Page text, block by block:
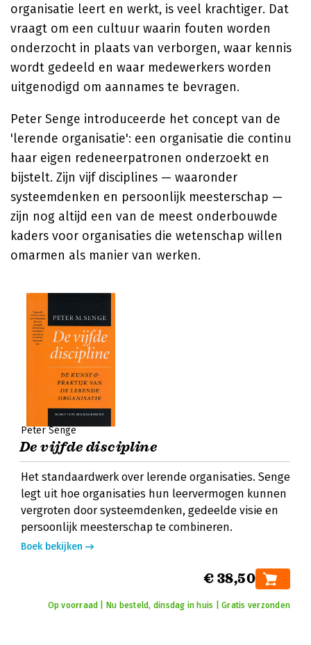
organisatie leert en werkt, is veel krachtiger. Dat
vraagt om een cultuur waarin fouten worden
onderzocht in plaats van verborgen, waar kennis
wordt gedeeld en waar medewerkers worden
uitgenodigd om aannames te bevragen.
Peter Senge introduceerde het concept van de
'lerende organisatie': een organisatie die continu
haar eigen redeneerpatronen onderzoekt en
bijstelt. Zijn vijf disciplines — waaronder
systeemdenken en persoonlijk meesterschap —
zijn nog altijd een van de meest onderbouwde
kaders voor organisaties die wetenschap willen
omarmen als manier van werken.
Peter Senge
De vijfde discipline
Het standaardwerk over lerende organisaties. Senge
legt uit hoe organisaties hun leervermogen kunnen
vergroten door systeemdenken, gedeelde visie en
persoonlijk meesterschap te combineren.
Boek bekijken
€ 38,50
Op voorraad | Nu besteld, dinsdag in huis | Gratis verzonden